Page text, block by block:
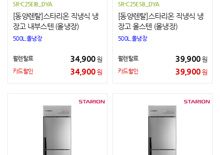
SR-C25EIB_DYA
[동양렌탈]스타리온 직냉식 냉
장고 내부스텐 (올냉장)
500L,올냉장
월렌탈료 34,900원
카드할인 34,900원
SR-C25ESB_DYA
[동양렌탈]스타리온 직냉식 냉
장고 올스텐 (올냉장)
500L,올냉장
월렌탈료 39,900원
카드할인 39,900원